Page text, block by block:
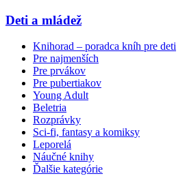
Deti a mládež
Knihorad – poradca kníh pre deti
Pre najmenších
Pre prvákov
Pre pubertiakov
Young Adult
Beletria
Rozprávky
Sci-fi, fantasy a komiksy
Leporelá
Náučné knihy
Ďalšie kategórie